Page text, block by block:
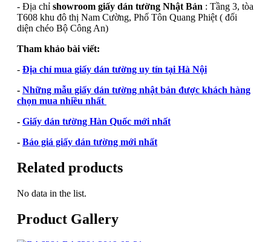
- Địa chỉ showroom giấy dán tường Nhật Bản : Tầng 3, tòa
T608 khu đô thị Nam Cường, Phố Tôn Quang Phiệt ( đối
diện chéo Bộ Công An)
Tham khảo bài viết:
- Địa chỉ mua giấy dán tường uy tín tại Hà Nội
- Những mẫu giấy dán tường nhật bản được khách hàng
chọn mua nhiều nhất
- Giấy dán tường Hàn Quốc mới nhất
- Báo giá giấy dán tường mới nhất
Related products
No data in the list.
Product Gallery